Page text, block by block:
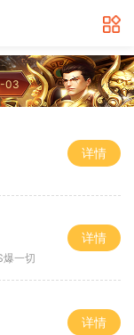
03
详情
爆一切
详情
详情